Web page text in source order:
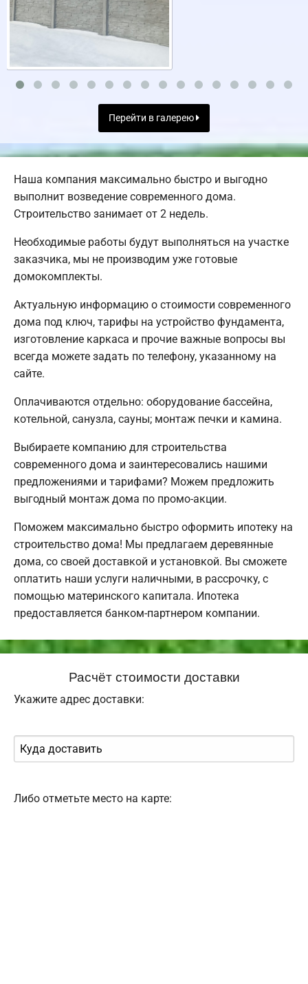
Перейти в галерею
Наша компания максимально быстро и выгодно
выполнит возведение современного дома.
Строительство занимает от 2 недель.
Необходимые работы будут выполняться на участке
заказчика, мы не производим уже готовые
домокомплекты.
Актуальную информацию о стоимости современного
дома под ключ, тарифы на устройство фундамента,
изготовление каркаса и прочие важные вопросы вы
всегда можете задать по телефону, указанному на
сайте.
Оплачиваются отдельно: оборудование бассейна,
котельной, санузла, сауны; монтаж печки и камина.
Выбираете компанию для строительства
современного дома и заинтересовались нашими
предложениями и тарифами? Можем предложить
выгодный монтаж дома по промо-акции.
Поможем максимально быстро оформить ипотеку на
строительство дома! Мы предлагаем деревянные
дома, со своей доставкой и установкой. Вы сможете
оплатить наши услуги наличными, в рассрочку, с
помощью материнского капитала. Ипотека
предоставляется банком-партнером компании.
Расчёт стоимости доставки
Укажите адрес доставки:
Либо отметьте место на карте: